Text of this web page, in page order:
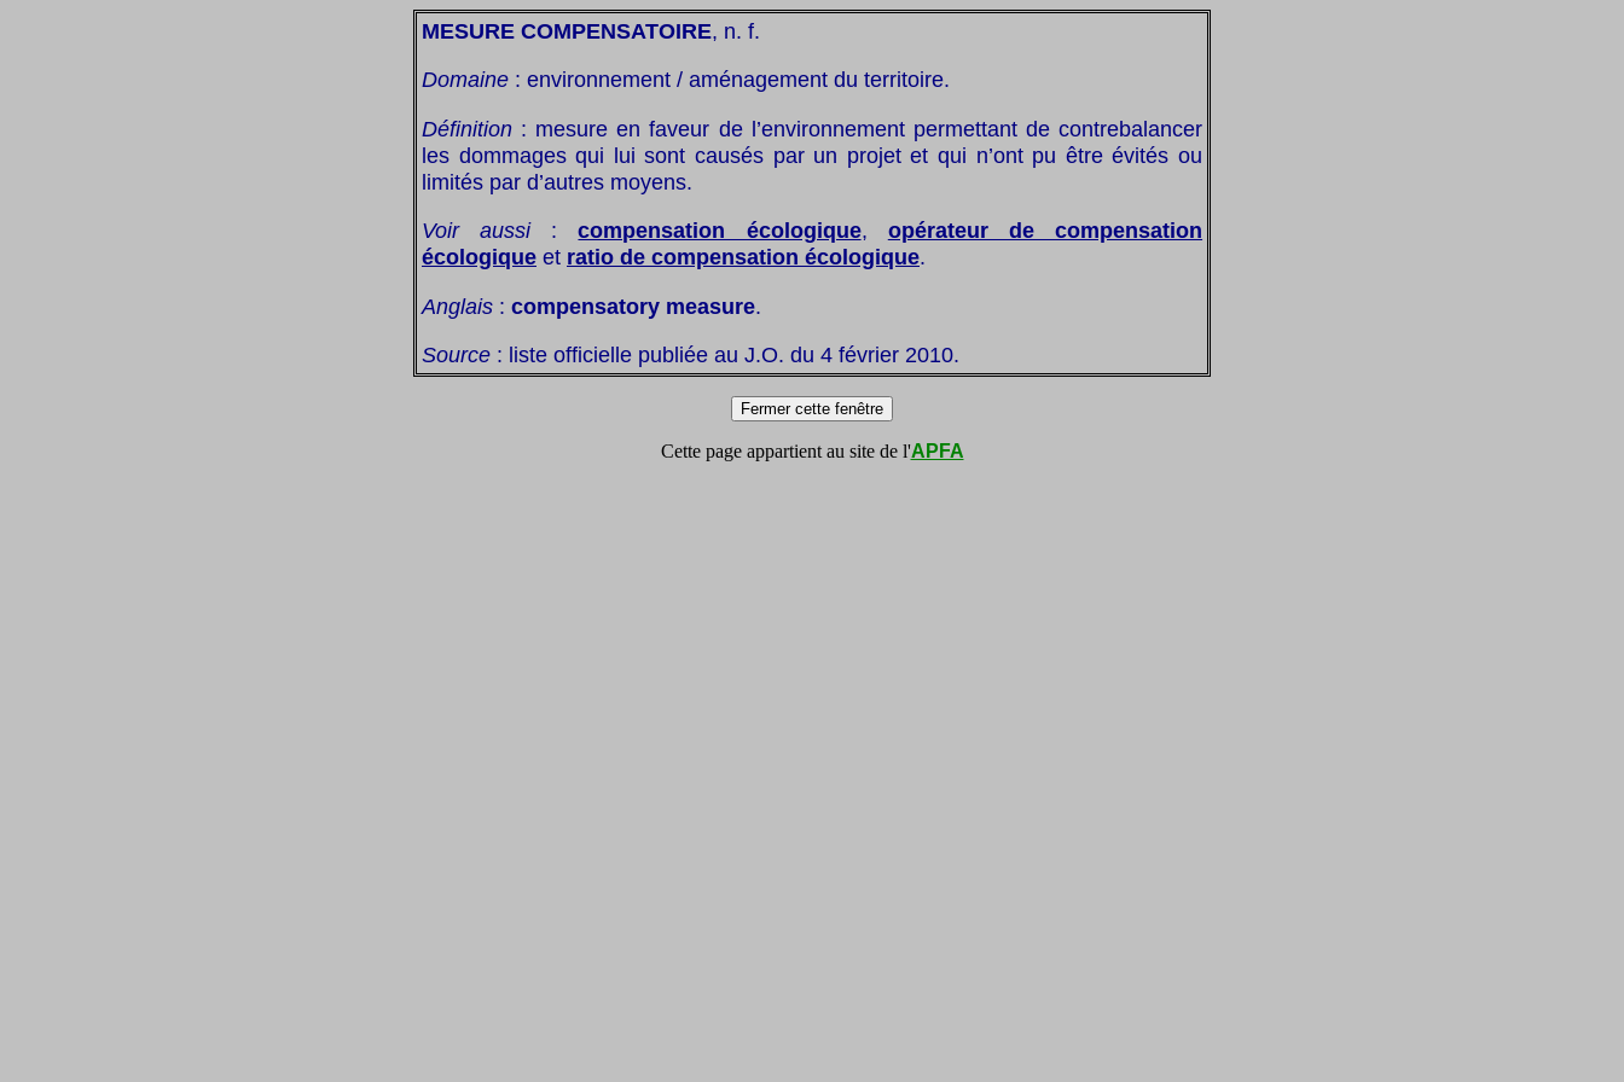
MESURE COMPENSATOIRE, n. f.
Domaine : environnement / aménagement du territoire.
Définition : mesure en faveur de l’environnement permettant de contrebalancer
les dommages qui lui sont causés par un projet et qui n’ont pu être évités ou
limités par d’autres moyens.
Voir aussi:compensation écologique, opérateur de compensation
écologique et ratio de compensation écologique.
Anglais : compensatory measure.
Source : liste officielle publiée au J.O. du 4 février 2010.
Cette page appartient au site de l'APFA